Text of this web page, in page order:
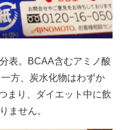
表。BCAA含むアミノ酸
方、炭水化物はわずか
まり、ダイエット中に飲
ません。